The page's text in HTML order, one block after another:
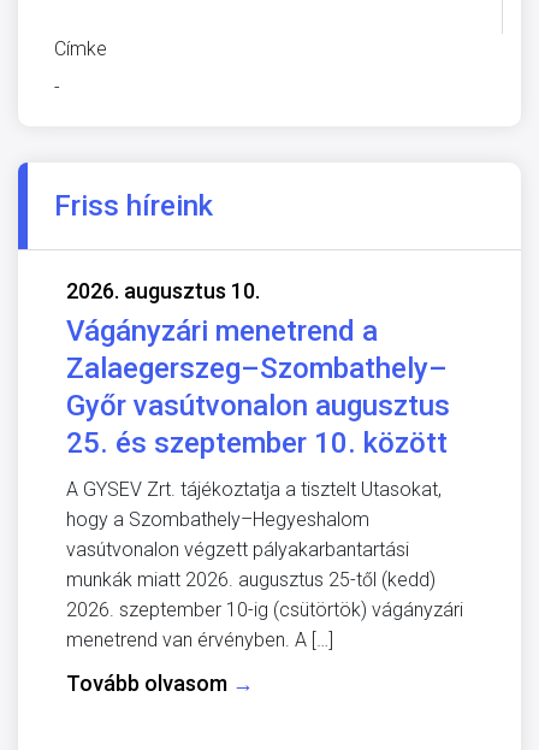
Címke
-
Friss híreink
2026. augusztus 10.
Vágányzári menetrend a
Zalaegerszeg–Szombathely–
Győr vasútvonalon augusztus
25. és szeptember 10. között
A GYSEV Zrt. tájékoztatja a tisztelt Utasokat,
hogy a Szombathely–Hegyeshalom
vasútvonalon végzett pályakarbantartási
munkák miatt 2026. augusztus 25-től (kedd)
2026. szeptember 10-ig (csütörtök) vágányzári
menetrend van érvényben. A […]
Tovább olvasom →